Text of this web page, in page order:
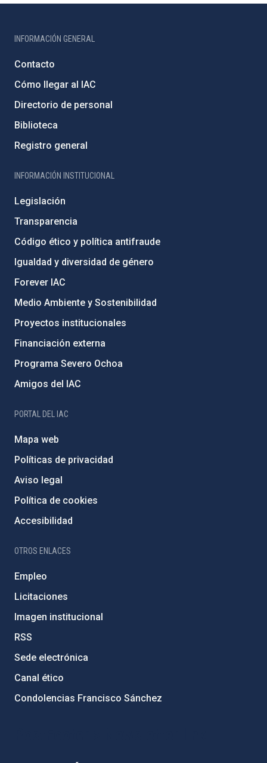
INFORMACIÓN GENERAL
Contacto
Cómo llegar al IAC
Directorio de personal
Biblioteca
Registro general
INFORMACIÓN INSTITUCIONAL
Legislación
Transparencia
Código ético y política antifraude
Igualdad y diversidad de género
Forever IAC
Medio Ambiente y Sostenibilidad
Proyectos institucionales
Financiación externa
Programa Severo Ochoa
Amigos del IAC
PORTAL DEL IAC
Mapa web
Políticas de privacidad
Aviso legal
Política de cookies
Accesibilidad
OTROS ENLACES
Empleo
Licitaciones
Imagen institucional
RSS
Sede electrónica
Canal ético
Condolencias Francisco Sánchez